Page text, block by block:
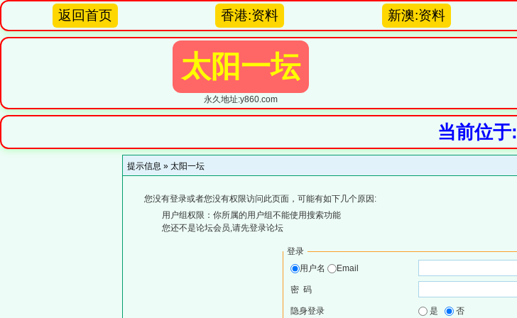
返回首页 香港:资料 新澳:资料
太阳一坛
永久地址:y860.com
当前位于:
提示信息 » 太阳一坛
您没有登录或者您没有权限访问此页面，可能有如下几个原因:
用户组权限：你所属的用户组不能使用搜索功能
您还不是论坛会员,请先登录论坛
登录
用户名
Email
密 码
隐身登录 是 否